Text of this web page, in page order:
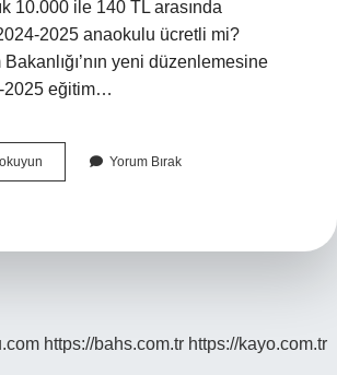
10.000 ile 140 TL arasında
2025 anaokulu ücretli mi?
yeni düzenlemesine
2025 eğitim…
Anaokulu
Ücret
Yorum Bırak
https://bahs.com.tr https://kayo.com.tr